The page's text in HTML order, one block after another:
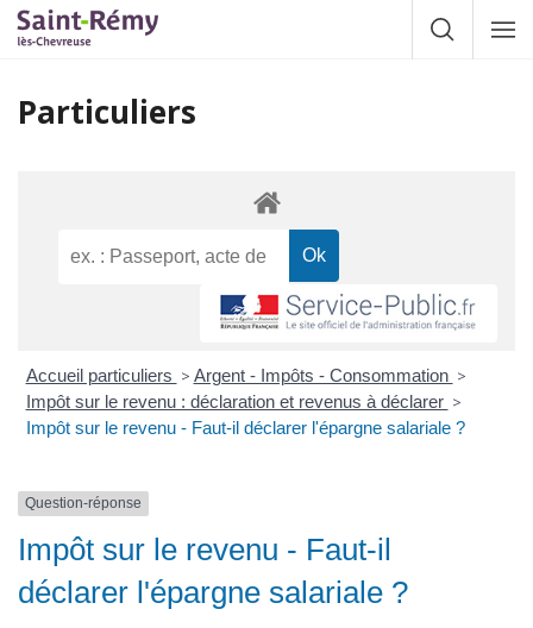
Gestion des traceurs
Afficher la
Particuliers
Accueil particuliers > Argent - Impôts - Consommation >
Impôt sur le revenu : déclaration et revenus à déclarer >
Impôt sur le revenu - Faut-il déclarer l'épargne salariale ?
Question-réponse
Impôt sur le revenu - Faut-il
déclarer l'épargne salariale ?